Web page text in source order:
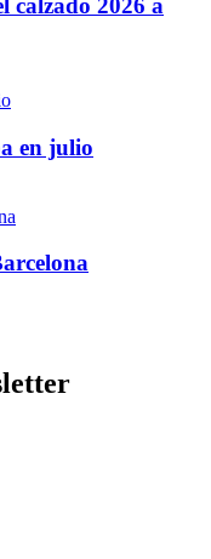
en julio